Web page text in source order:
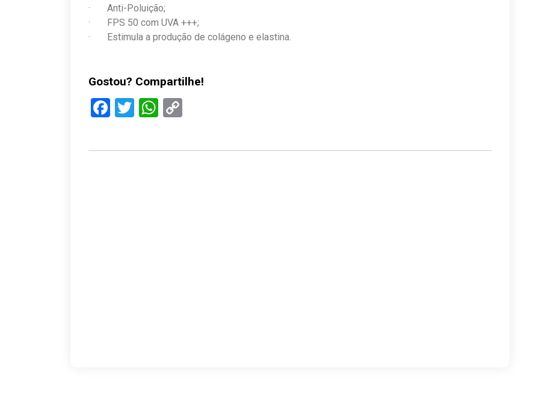
· Anti-Poluição;
· FPS 50 com UVA +++;
· Estimula a produção de colágeno e elastina.
Gostou? Compartilhe!
Facebook
TwitterWhatsApp